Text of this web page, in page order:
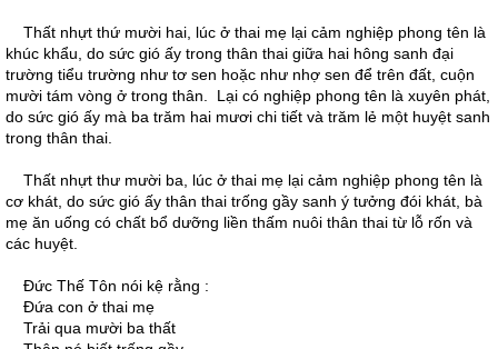
Thất nhựt thứ mười hai, lúc ở thai mẹ lại cảm nghiệp phong tên là
khúc khẩu, do sức gió ấy trong thân thai giữa hai hông sanh đại
trường tiểu trường như tơ sen hoặc như nhợ sen để trên đất, cuộn
mười tám vòng ở trong thân. Lại có nghiệp phong tên là xuyên phát,
do sức gió ấy mà ba trăm hai mươi chi tiết và trăm lẻ một huyệt sanh
trong thân thai.
Thất nhựt thư mười ba, lúc ở thai mẹ lại cảm nghiệp phong tên là
cơ khát, do sức gió ấy thân thai trống gầy sanh ý tưởng đói khát, bà
mẹ ăn uống có chất bổ dưỡng liền thấm nuôi thân thai từ lỗ rốn và
các huyệt.
Đức Thế Tôn nói kệ rằng :
Đứa con ở thai mẹ
Trải qua mười ba thất